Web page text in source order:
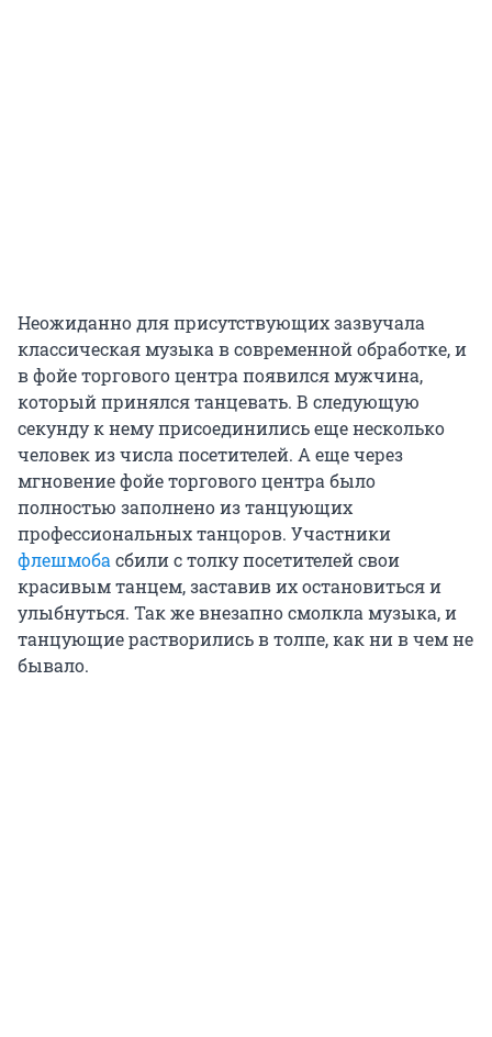
Неожиданно для присутствующих зазвучала
классическая музыка в современной обработке, и
в фойе торгового центра появился мужчина,
который принялся танцевать. В следующую
секунду к нему присоединились еще несколько
человек из числа посетителей. А еще через
мгновение фойе торгового центра было
полностью заполнено из танцующих
профессиональных танцоров. Участники
флешмоба сбили с толку посетителей свои
красивым танцем, заставив их остановиться и
улыбнуться. Так же внезапно смолкла музыка, и
танцующие растворились в толпе, как ни в чем не
бывало.